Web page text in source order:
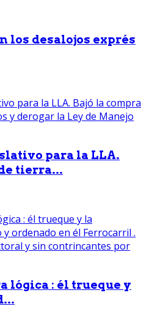
los desalojos exprés
para la LLA.
tierra...
lógica : él trueque y